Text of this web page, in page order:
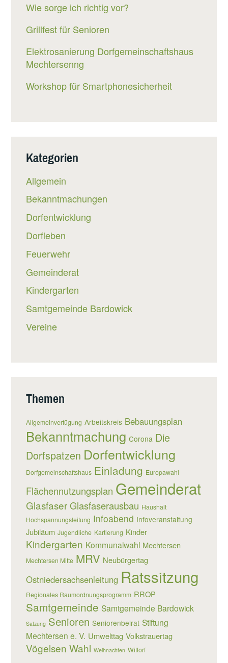
Wie sorge ich richtig vor?
Grillfest für Senioren
Elektrosanierung Dorfgemeinschaftshaus
Mechtersenng
Workshop für Smartphonesicherheit
Kategorien
Allgemein
Bekanntmachungen
Dorfentwicklung
Dorfleben
Feuerwehr
Gemeinderat
Kindergarten
Samtgemeinde Bardowick
Vereine
Themen
Allgemeinverfügung Arbeitskreis Bebauungsplan
Bekanntmachung Corona Die
Dorfspatzen Dorfentwicklung
Dorfgemeinschaftshaus Einladung Europawahl
Flächennutzungsplan Gemeinderat
Glasfaser Glasfaserausbau Haushalt
Hochspannungsleitung Infoabend Infoveranstaltung
Jubiläum Jugendliche Kartierung Kinder
Kindergarten Kommunalwahl Mechtersen
Mechtersen Mitte MRV Neubürgertag
Ostniedersachsenleitung Ratssitzung
Regionales Raumordnungsprogramm RROP
Samtgemeinde Samtgemeinde Bardowick
Satzung Senioren Seniorenbeirat Stiftung
Mechtersen e. V. Umwelttag Volkstrauertag
Vögelsen Wahl Weihnachten Wittorf